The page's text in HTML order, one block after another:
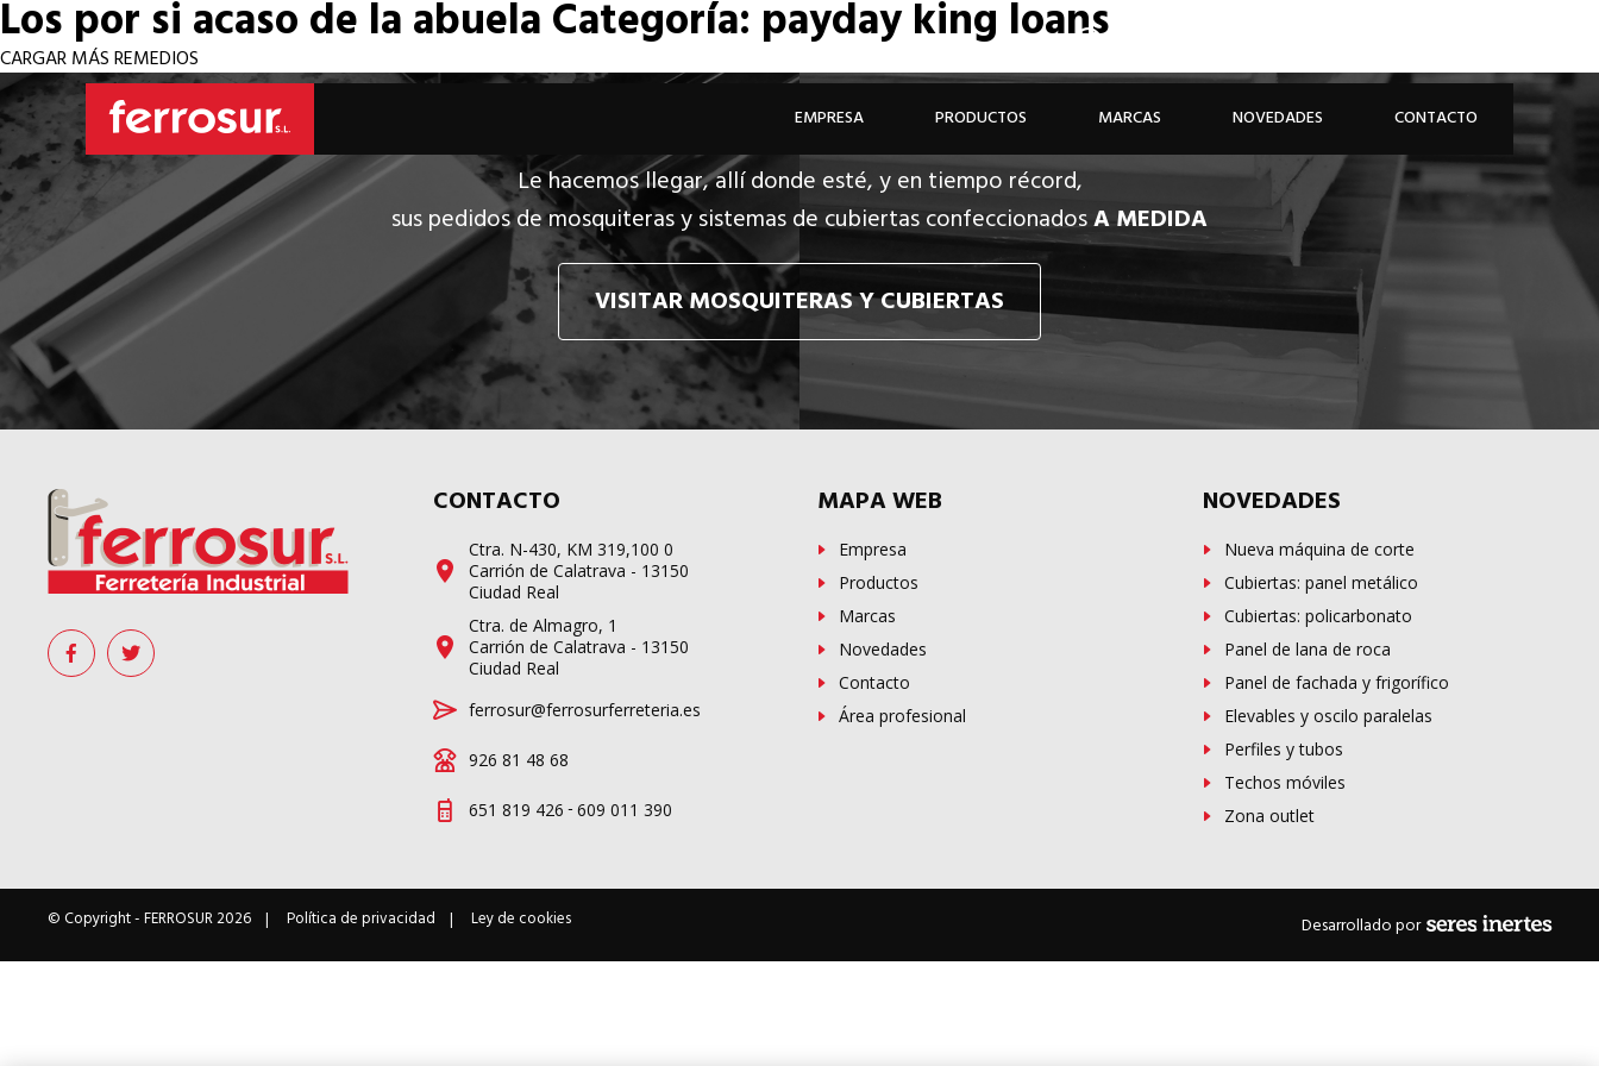
EMPRESA PRODUCTOS MARCAS NOVEDADES CONTACTO
Los por si acaso de la abuelaCategoría: payday king loans
CARGAR MÁS REMEDIOS
Le hacemos llegar, allí donde esté, y en tiempo récord,
sus pedidos de mosquiteras y sistemas de cubiertas confeccionadosA MEDIDA
VISITAR MOSQUITERAS Y CUBIERTAS
CONTACTO
Ctra. N-430, KM 319,100 0
Carrión de Calatrava - 13150
Ciudad Real
Ctra. de Almagro, 1
Carrión de Calatrava - 13150
Ciudad Real
ferrosur@ferrosurferreteria.es
926 81 48 68
651 819 426 - 609 011 390
MAPA WEB
Empresa
Productos
Marcas
Novedades
Contacto
Área profesional
NOVEDADES
Nueva máquina de corte
Cubiertas: panel metálico
Cubiertas: policarbonato
Panel de lana de roca
Panel de fachada y frigorífico
Elevables y oscilo paralelas
Perfiles y tubos
Techos móviles
Zona outlet
© Copyright -FERROSUR2026 Política de privacidad Ley de cookies Desarrollado por